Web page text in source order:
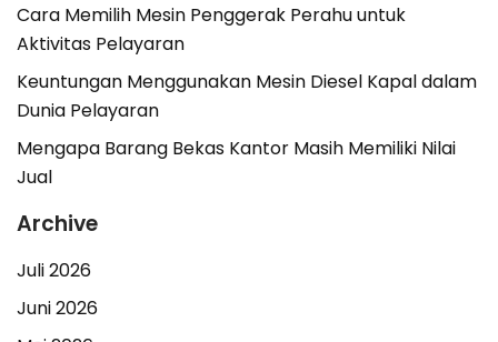
Cara Memilih Mesin Penggerak Perahu untuk
Aktivitas Pelayaran
Keuntungan Menggunakan Mesin Diesel Kapal dalam
Dunia Pelayaran
Mengapa Barang Bekas Kantor Masih Memiliki Nilai
Jual
Archive
Juli 2026
Juni 2026